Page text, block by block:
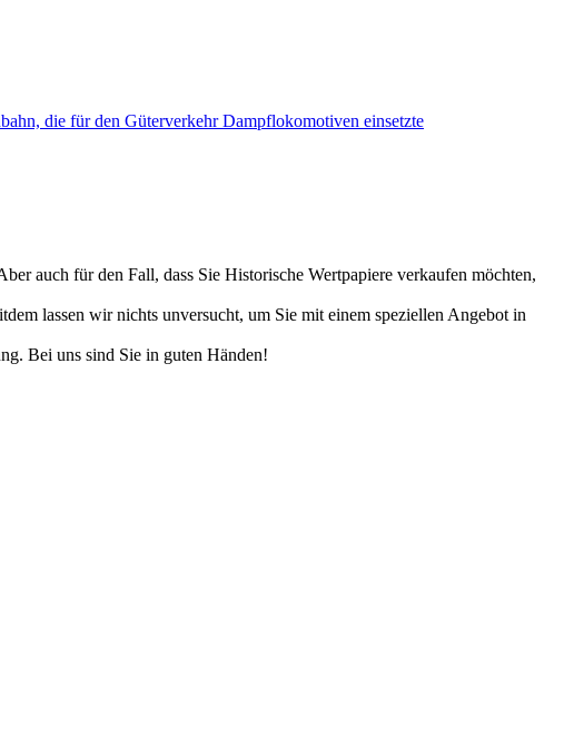
die für den Güterverkehr Dampflokomotiven einsetzte
auch für den Fall, dass Sie Historische Wertpapiere verkaufen möchten,
lassen wir nichts unversucht, um Sie mit einem speziellen Angebot in
Bei uns sind Sie in guten Händen!